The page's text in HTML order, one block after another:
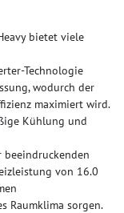
bietet viele
Technologie
wodurch der
maximiert wird.
Kühlung und
beeindruckenden
von 16.0
Raumklima sorgen.